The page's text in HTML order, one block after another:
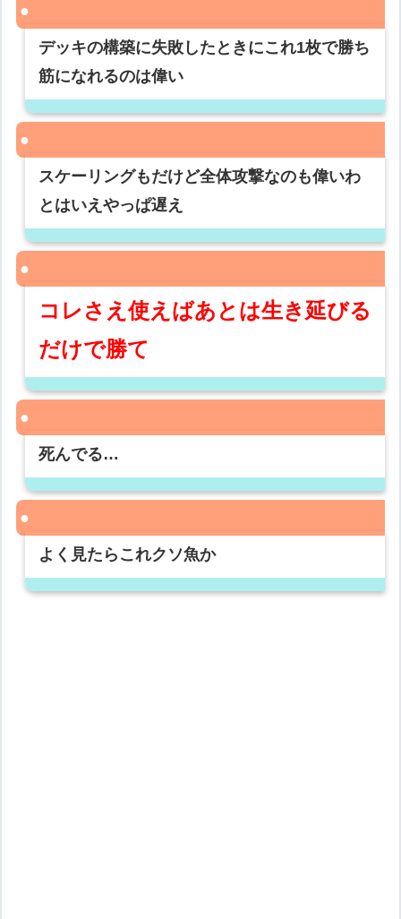
デッキの構築に失敗したときにこれ1枚で勝ち
筋になれるのは偉い
スケーリングもだけど全体攻撃なのも偉いわ
とはいえやっぱ遅え
コレさえ使えばあとは生き延びる
だけで勝て
死んでる…
よく見たらこれクソ魚か